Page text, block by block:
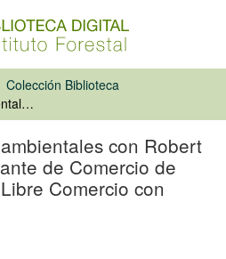
Colección Biblioteca
Reunión de ONG's ambientales con Robert Zoellick, Representante de Comercio de EE.UU. Tratado de Libre Comercio con Estados Unidos
con Robert
de Comercio de
Comercio con